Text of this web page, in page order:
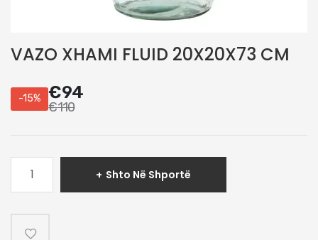
VAZO XHAMI FLUID 20X20X73 CM
-15% €94
€110
VAZO
20X20X73
Shto Në Shportë